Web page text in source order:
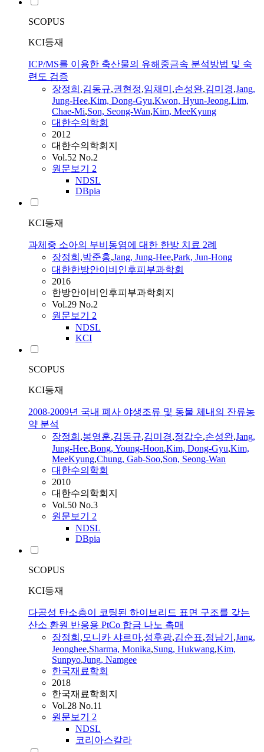
SCOPUS
KCI등재
ICP/MS를 이용한 축산물의 유해중금속 분석방법 및 숙
련도 검증
장정희 ,김동규,권현정,임채미 ,손성완,김미경,Jang,
Jung-Hee,Kim, Dong-Gyu,Kwon, Hyun-Jeong,Lim,
Chae-Mi,Son, Seong-Wan,Kim, MeeKyung
대한수의학회
2012
대한수의학회지
Vol.52 No.2
원문보기 2
NDSL
DBpia
KCI등재
과체중 소아의 부비동염에 대한 한방 치료 2례
장정희 ,박준홍,Jang, Jung-Hee,Park, Jun-Hong
대한한방안이비인후피부과학회
2016
한방안이비인후피부과학회지
Vol.29 No.2
원문보기 2
NDSL
KCI
SCOPUS
KCI등재
2008-2009년 국내 폐사 야생조류 및 동물 체내의 잔류농
약 분석
장정희 ,봉영훈,김동규,김미경,정갑수,손성완,Jang,
Jung-Hee,Bong, Young-Hoon,Kim, Dong-Gyu,Kim,
MeeKyung,Chung, Gab-Soo,Son, Seong-Wan
대한수의학회
2010
대한수의학회지
Vol.50 No.3
원문보기 2
NDSL
DBpia
SCOPUS
KCI등재
다공성 탄소층이 코팅된 하이브리드 표면 구조를 갖는
산소 환원 반응용 PtCo 합금 나노 촉매
장정희 ,모니카 샤르마,성후광,김순표,정남기 ,Jang,
Jeonghee,Sharma, Monika,Sung, Hukwang,Kim,
Sunpyo,Jung, Namgee
한국재료학회
2018
한국재료학회지
Vol.28 No.11
원문보기 2
NDSL
코리아스칼라